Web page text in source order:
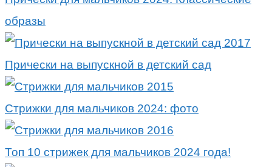
образы
Прически на выпускной в детский сад
Стрижки для мальчиков 2024: фото
Топ 10 стрижек для мальчиков 2024 года!